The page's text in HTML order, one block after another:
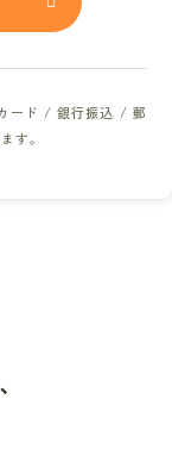
ード / 銀行振込 / 郵
す。